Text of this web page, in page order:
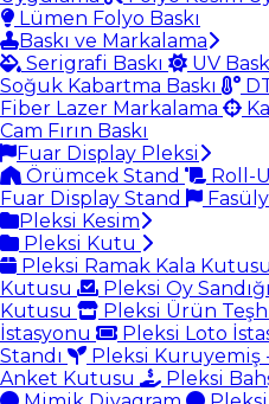
Lümen Folyo Baskı
Baskı ve Markalama
Serigrafi Baskı
UV
Soğuk Kabartma Baskı
Fiber Lazer Markalama
Cam Fırın Baskı
Fuar Display Pleksi
Örümcek Stand
Roll-
Fuar Display Stand
Pleksi Kesim
Pleksi Kutu
Pleksi Ramak Kala Kutusu
Kutusu
Pleksi Oy Sandığı
Kutusu
Pleksi Ürün
İstasyonu
Pleksi Loto
Standı
Pleksi Kuruyemiş
Anket Kutusu
Pleksi